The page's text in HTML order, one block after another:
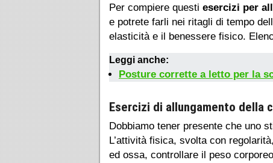
Per compiere questi esercizi per
e potrete farli nei ritagli di tempo
elasticità e il benessere fisico.
Leggi anche:
Posture corrette a letto per la
Esercizi di allungamento della
Dobbiamo tener presente che uno
L’attività fisica, svolta con
ed ossa, controllare il peso